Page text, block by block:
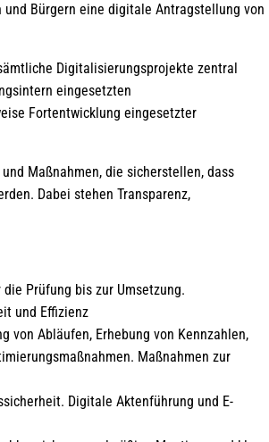
Bürgern eine digitale Antragstellung von
Digitalisierungsprojekte zentral
eingesetzten
Fortentwicklung eingesetzter
Maßnahmen, die sicherstellen, dass
Dabei stehen Transparenz,
Prüfung bis zur Umsetzung.
und Effizienz
von Abläufen, Erhebung von Kennzahlen,
Maßnahmen zur
Digitale Aktenführung und E-